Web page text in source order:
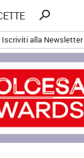
Ricerca
search
Iscriviti alla Newsletter